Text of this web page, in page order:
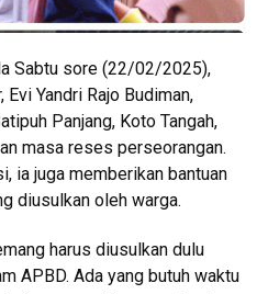
Sabtu sore (22/02/2025),
Yandri Rajo Budiman,
Panjang, Koto Tangah,
masa reses perseorangan.
ia juga memberikan bantuan
diusulkan oleh warga.
harus diusulkan dulu
APBD. Ada yang butuh waktu